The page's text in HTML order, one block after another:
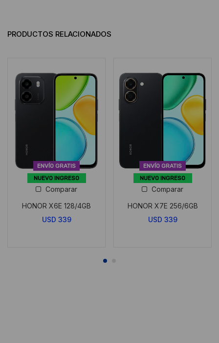
PRODUCTOS RELACIONADOS
NUEVO INGRESO
ENVÍO GRATIS
Comparar
HONOR X6E 128/4GB
USD 339
NUEVO INGRESO
ENVÍO GRATIS
Comparar
HONOR X7E 256/6GB
USD 339